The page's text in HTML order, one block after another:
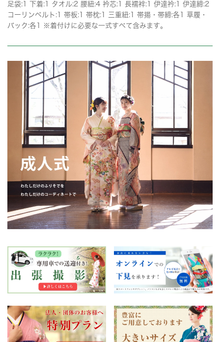
足袋:1 下着:1 タオル:2 腰紐:4 衿芯:1 長襦袢:1 伊達衿:1 伊達締:2
コーリンベルト:1 帯板:1 帯枕:1 三重紐:1 帯揚・帯締:各1 草履・
バック:各1 ※着付けに必要な一式すべて含みます。